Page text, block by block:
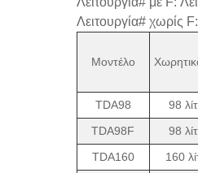
Λειτουργία# χωρίς
Μοντέλο
TDA98 98
TDA98F
98
TDA160
160